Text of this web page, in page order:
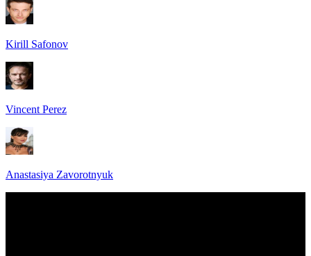
Kirill Safonov
Vincent Perez
Anastasiya Zavorotnyuk